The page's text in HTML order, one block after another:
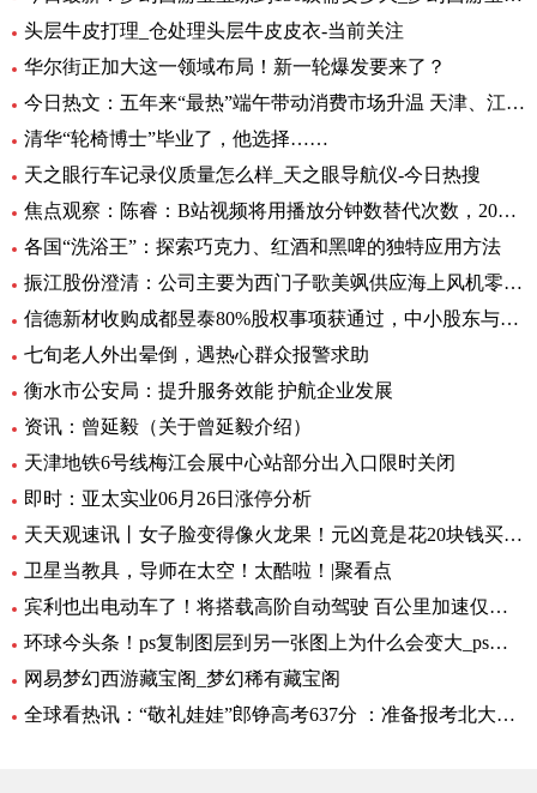
头层牛皮打理_仓处理头层牛皮皮衣-当前关注
华尔街正加大这一领域布局！新一轮爆发要来了？
今日热文：五年来“最热”端午带动消费市场升温 天津、江苏、重庆等5省销售额超过2019年
清华“轮椅博士”毕业了，他选择……
天之眼行车记录仪质量怎么样_天之眼导航仪-今日热搜
焦点观察：陈睿：B站视频将用播放分钟数替代次数，2022 年 UP 主总收入同比增加 28%
各国“洗浴王”：探索巧克力、红酒和黑啤的独特应用方法
振江股份澄清：公司主要为西门子歌美飒供应海上风机零部件-环球精选
信德新材收购成都昱泰80%股权事项获通过，中小股东与大股东存分歧
七旬老人外出晕倒，遇热心群众报警求助
衡水市公安局：提升服务效能 护航企业发展
资讯：曾延毅（关于曾延毅介绍）
天津地铁6号线梅江会展中心站部分出入口限时关闭
即时：亚太实业06月26日涨停分析
天天观速讯丨女子脸变得像火龙果！元凶竟是花20块钱买的……
卫星当教具，导师在太空！太酷啦！|聚看点
宾利也出电动车了！将搭载高阶自动驾驶 百公里加速仅需1.5秒 全球要闻
环球今头条！ps复制图层到另一张图上为什么会变大_ps复制图层到另一张图
网易梦幻西游藏宝阁_梦幻稀有藏宝阁
全球看热讯：“敬礼娃娃”郎铮高考637分 ：准备报考北大，未来做公务员为人民服务